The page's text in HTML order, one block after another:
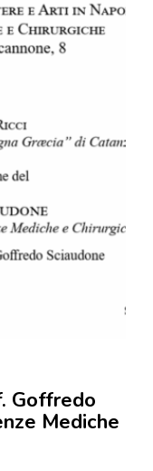
Goffredo
Mediche